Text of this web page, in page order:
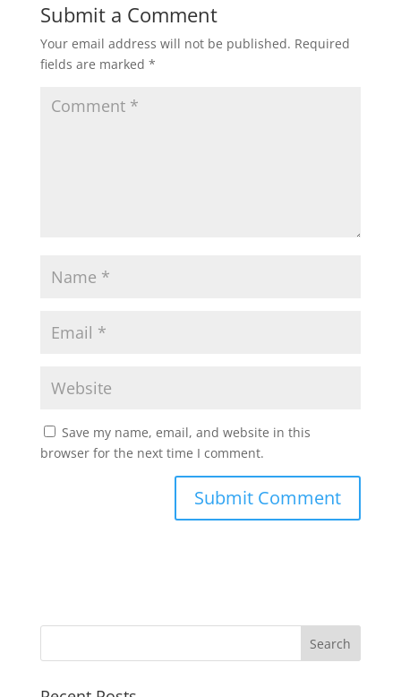
Submit a Comment
Your email address will not be published. Required
fields are marked *
Save my name, email, and website in this
browser for the next time I comment.